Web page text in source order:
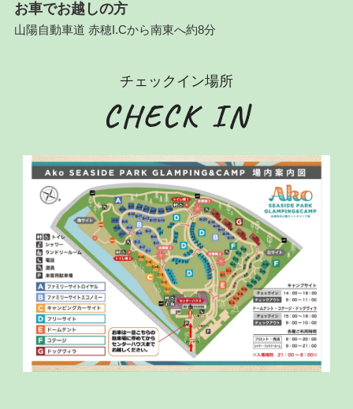
お車でお越しの方
山陽自動車道 赤穂I.Cから南東へ約8分
チェックイン場所
CHECK IN